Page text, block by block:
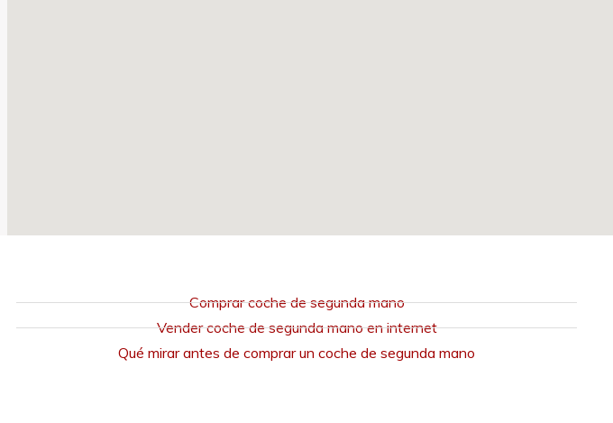
Comprar coche de segunda mano
Vender coche de segunda mano en internet
Qué mirar antes de comprar un coche de segunda mano